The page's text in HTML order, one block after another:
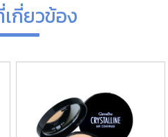
กี่ยวข้อง